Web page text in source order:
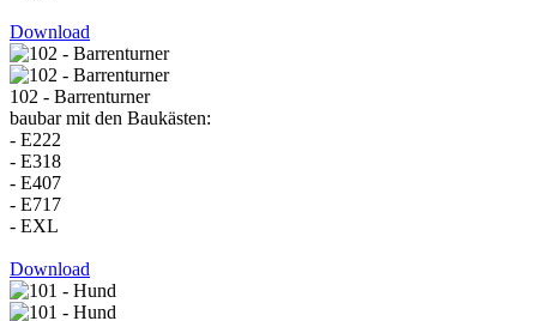
Download
102 - Barrenturner
baubar mit den Baukästen:
- E222
- E318
- E407
- E717
- EXL
Download